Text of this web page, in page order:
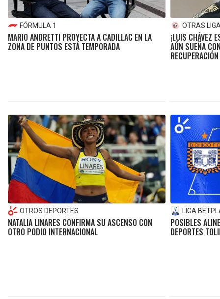
FÓRMULA 1
MARIO ANDRETTI PROYECTA A CADILLAC EN LA
ZONA DE PUNTOS ESTÁ TEMPORADA
OTRAS
¡LUIS CHÁVEZ
AÚN SUEÑA
RECUPERACIÓN
OTROS DEPORTES
NATALIA LINARES CONFIRMA SU ASCENSO CON
OTRO PODIO INTERNACIONAL
LIGA
POSIBLES
DEPORTES